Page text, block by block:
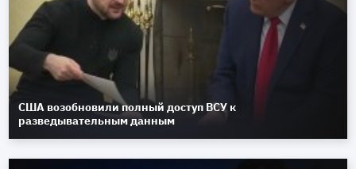
США возобновили полный доступ ВСУ к
разведывательным данным